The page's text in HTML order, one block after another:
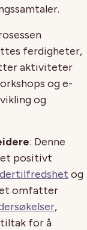
ferdigheter,
aktiviteter
og e-
og
: Denne
et positivt
og
omfatter
,
for å